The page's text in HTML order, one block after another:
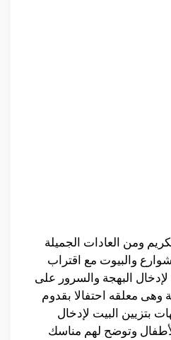
ومن العادات الجميلة
والبيوت مع اقتراب
البهجة والسرور على
وهى معلقه احتفالا بقدوم
بتزيين البيت لإدخال
وتوضح لهم مناسك